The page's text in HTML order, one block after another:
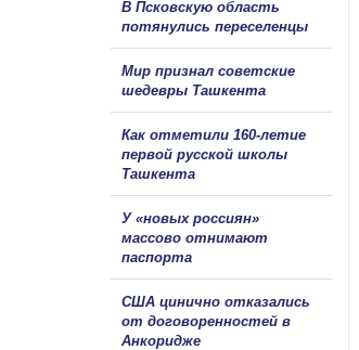
В Псковскую область
потянулись переселенцы
Мир признал советские
шедевры Ташкента
Как отметили 160-летие
первой русской школы
Ташкента
У «новых россиян»
массово отнимают
паспорта
США цинично отказались
от договоренностей в
Анкоридже